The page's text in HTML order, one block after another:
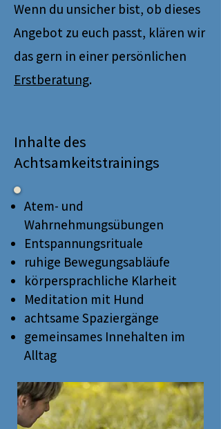
Wenn du unsicher bist, ob dieses
Angebot zu euch passt, klären wir
das gern in einer persönlichen
Erstberatung.
Inhalte des
Achtsamkeitstrainings
Atem- und
Wahrnehmungsübungen
Entspannungsrituale
ruhige Bewegungsabläufe
körpersprachliche Klarheit
Meditation mit Hund
achtsame Spaziergänge
gemeinsames Innehalten im
Alltag